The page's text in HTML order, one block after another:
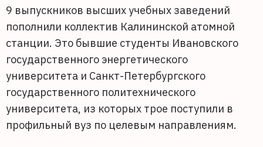
9 выпускников высших учебных заведений
пополнили коллектив Калининской атомной
станции. Это бывшие студенты Ивановского
государственного энергетического
университета и Санкт-Петербургского
государственного политехнического
университета, из которых трое поступили в
профильный вуз по целевым направлениям.